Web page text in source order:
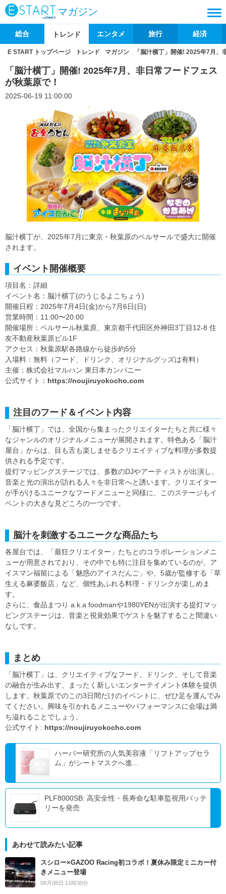
マガジン
総合 トレンド エンタメ 旅行 経済
E START トップページ トレンド マガジン 「脳汁横丁」開催! 2025年7月
「脳汁横丁」開催! 2025年7月、非日常フードフェス
が秋葉原で！
2025-06-19 11:00:00
脳汁横丁が、2025年7月に東京・秋葉原のベルサールで盛大に開催
されます。
イベント開催概要
項目名：詳細
イベント名：脳汁横丁(のうじるよこちょう)
開催日程：2025年7月4日(金)から7月6日(日)
営業時間：11:00〜20:00
開催場所：ベルサール秋葉原、東京都千代田区外神田3丁目12-8 住
友不動産秋葉原ビル1F
アクセス：秋葉原駅各路線から徒歩約5分
入場料：無料（フード、ドリンク、オリジナルグッズは有料）
主催：株式会社マルハン 東日本カンパニー
公式サイト： https://noujiruyokocho.com
注目のフード＆イベント内容
「脳汁横丁」では、全国から集まったクリエイターたちと共に様々
なジャンルのオリジナルメニューが展開されます。特色ある「脳汁
屋台」からは、目も舌も楽しませるクリエイティブな料理が多数提
供される予定です。
提灯マッピングステージでは、多数のDJやアーティストが出演し、
音楽と光の演出が訪れる人々を非日常へと誘います。クリエイター
が手がけるユニークなフードメニューと同様に、このステージもイ
ベントの大きな見どころの一つです。
脳汁を刺激するユニークな商品たち
各屋台では、「最狂クリエイター」たちとのコラボレーションメニ
ューが用意されており、その中でも特に注目を集めているのが、ア
イスマン福留による「魅惑のアイスだんご」や、5歳が監修する「草
生える麻婆飯店」など、個性あふれる料理・ドリンクが楽しめま
す。
さらに、食品まつり a.k.a foodmanや1980YENが出演する提灯マッ
ピングステージは、音楽と視覚効果でゲストを魅了すること間違い
なしです。
まとめ
「脳汁横丁」は、クリエイティブなフード、ドリンク、そして音楽
の融合が生み出す、まったく新しいエンターテイメント体験を提供
します。秋葉原でのこの3日間だけのイベントに、ぜひ足を運んでみ
てください。興味を引かれるメニューやパフォーマンスに会場は満
ち溢れることでしょう。
公式サイト: https://noujiruyokocho.com
ハーバー研究所の人気美容液「リフトアップセラ
ム」がシートマスクへ進...
PLF8000SB: 高安全性・長寿命な駐車監視用バッテ
リーを発売
あわせて読みたい記事
スシロー×GAZOO Racing初コラボ！夏休み限定ミニカー付
きメニュー登場
08月08日 11時30分